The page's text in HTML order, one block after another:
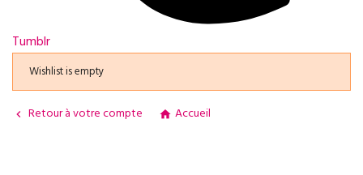
Tumblr
Wishlist is empty
 Retour à votre compte  Accueil